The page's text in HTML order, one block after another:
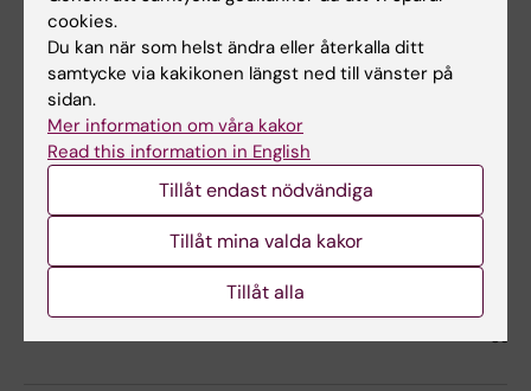
Klinisk rotation - Gynekologi och
obstetrik
Klinisk rotation - Kirurgi 1 6 2EE036
cookies.
Du kan när som helst ändra eller återkalla ditt
samtycke via kakikonen längst ned till vänster på
sidan.
Mer information om våra kakor
Read this information in English
Tillåt endast nödvändiga
Tillåt mina valda kakor
Tillåt alla